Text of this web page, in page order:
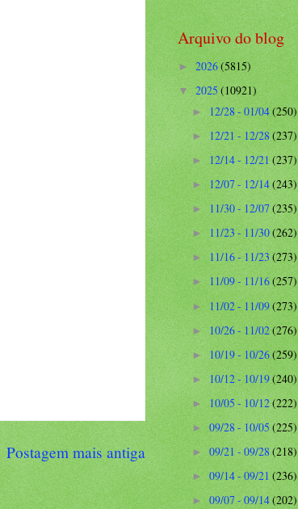
Postagem mais antiga
Arquivo do blog
►2026(5815)
▼2025(10921)
►12/28 - 01/04(250)
►12/21 - 12/28(237)
►12/14 - 12/21(237)
►12/07 - 12/14(243)
►11/30 - 12/07(235)
►11/23 - 11/30(262)
►11/16 - 11/23(273)
►11/09 - 11/16(257)
►11/02 - 11/09(273)
►10/26 - 11/02(276)
►10/19 - 10/26(259)
►10/12 - 10/19(240)
►10/05 - 10/12(222)
►09/28 - 10/05(225)
►09/21 - 09/28(218)
►09/14 - 09/21(236)
►09/07 - 09/14(202)